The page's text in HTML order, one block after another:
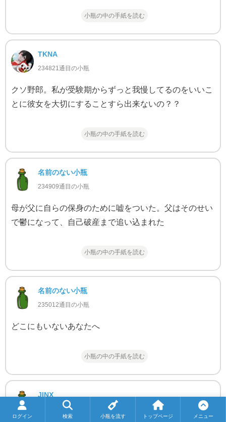
小瓶の中の手紙を読む
TKNA
234821通目の小瓶
クソ野郎。私が受験期からずっと我慢してるのをいいこ
とに彼女を大切にすることすら出来ないの？？
小瓶の中の手紙を読む
名前のない小瓶
234909通目の小瓶
母が父に自らの保身のために嘘をついた。父はそのせい
で鬱になって、自己破産まで追い込まれた
小瓶の中の手紙を読む
名前のない小瓶
235012通目の小瓶
どこにもいないあなたへ
小瓶の中の手紙を読む
JINX
234662通目の小瓶
ログイン 検索 小瓶を流す トップページ メニュー